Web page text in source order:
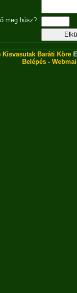
meg húsz?
Kisvasutak Baráti Köre
Belépés -